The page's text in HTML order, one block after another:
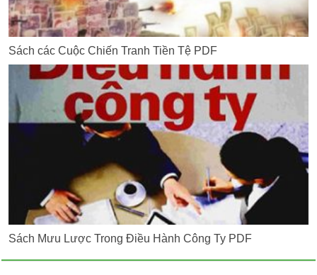
Sách các Cuộc Chiến Tranh Tiền Tệ PDF
Sách Mưu Lược Trong Điều Hành Công Ty PDF